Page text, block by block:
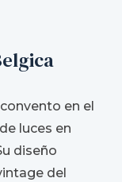
en el
luces en
diseño
del